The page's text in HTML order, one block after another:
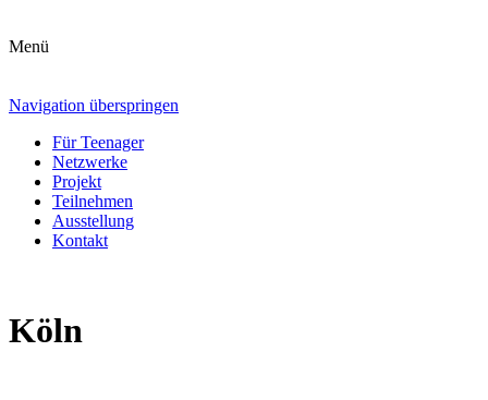
Menü
Navigation überspringen
Für Teenager
Netzwerke
Projekt
Teilnehmen
Ausstellung
Kontakt
Köln